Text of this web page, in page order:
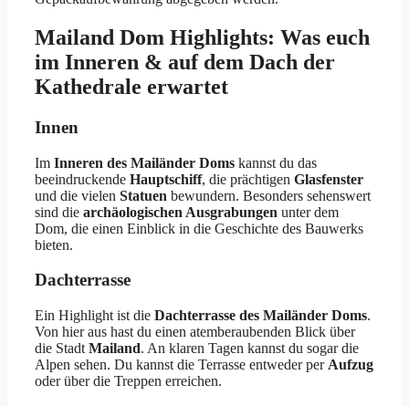
Mailand Dom Highlights: Was euch
im Inneren & auf dem Dach der
Kathedrale erwartet
Innen
Im Inneren des Mailänder Doms kannst du das
beeindruckende Hauptschiff, die prächtigen Glasfenster
und die vielen Statuen bewundern. Besonders sehenswert
sind die archäologischen Ausgrabungen unter dem
Dom, die einen Einblick in die Geschichte des Bauwerks
bieten.
Dachterrasse
Ein Highlight ist die Dachterrasse des Mailänder Doms.
Von hier aus hast du einen atemberaubenden Blick über
die Stadt Mailand. An klaren Tagen kannst du sogar die
Alpen sehen. Du kannst die Terrasse entweder per Aufzug
oder über die Treppen erreichen.